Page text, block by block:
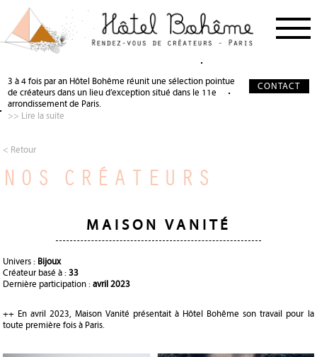
NOS CRÉATEURS
PRESSE
QUI SOMMES-NOUS ?
SALON DE THÉ
DEVENIR PARTENAIRE
3 à 4 fois par an Hôtel Bohême réunit une sélection pointue
de créateurs dans un lieu d’exception situé dans le 11e
arrondissement de Paris.
>> Lire la suite
CONTACT
< Retour
NOS CRÉATEURS
MAISON VANITÉ
Univers : Bijoux
Créateur basé à :33
Dernière participation :avril 2023
++ En avril 2023, Maison Vanité présentait à Hôtel Bohême son travail pour la
toute première fois à Paris.